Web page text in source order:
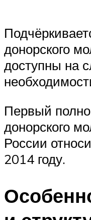
донорского
доступны на
Первый
донорского
России
2014 году.